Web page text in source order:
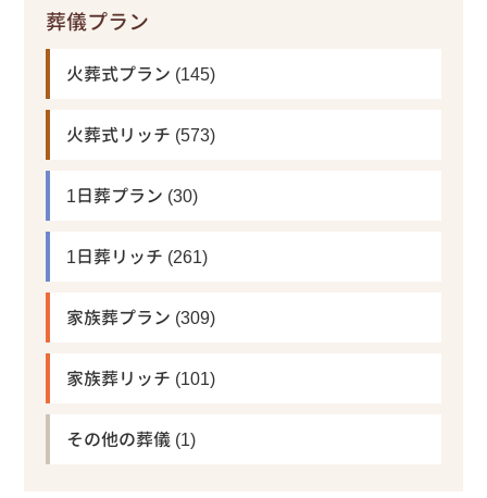
葬儀プラン
火葬式プラン (145)
火葬式リッチ (573)
1日葬プラン (30)
1日葬リッチ (261)
家族葬プラン (309)
家族葬リッチ (101)
その他の葬儀 (1)